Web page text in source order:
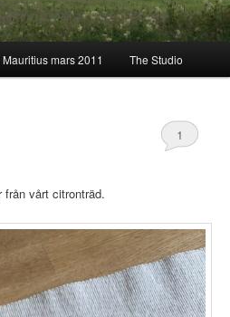
Mauritius mars 2011 The Studio
1
från vårt citronträd.